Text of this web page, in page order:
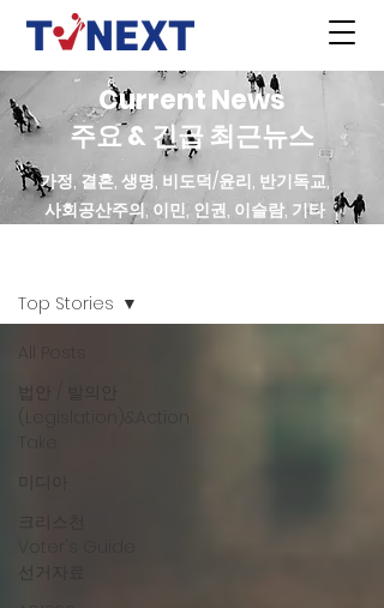
Current News
주요 & 긴급 최근뉴스
가정, 결혼, 생명, 비도덕/윤리, 반기독교,
사회공산주의, 이민, 인권, 이슬람, 기타
All Posts
법안 / 발의안
(Legislation)&Action
미디아
크리스천
Voter's Guide
선거자료
Top Stories